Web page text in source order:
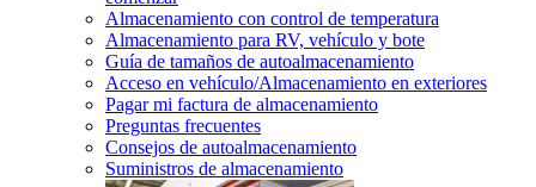
Almacenamiento con control de temperatura
Almacenamiento para RV, vehículo y bote
Guía de tamaños de autoalmacenamiento
Acceso en vehículo/Almacenamiento en exteriores
Pagar mi factura de almacenamiento
Preguntas frecuentes
Consejos de autoalmacenamiento
Suministros de almacenamiento